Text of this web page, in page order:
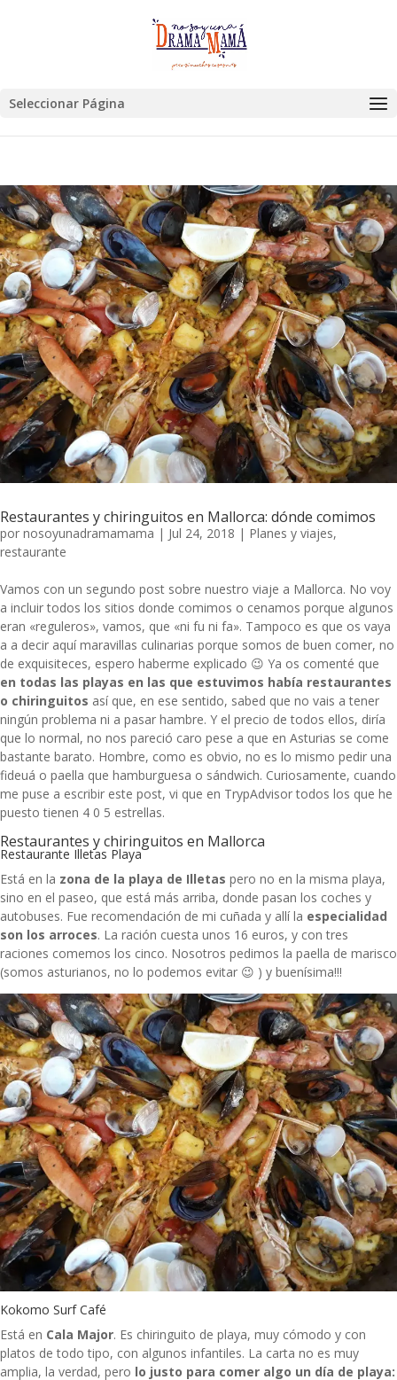
Seleccionar Página
Restaurantes y chiringuitos en Mallorca: dónde comimos
por nosoyunadramamama | Jul 24, 2018 | Planes y viajes,
restaurante
Vamos con un segundo post sobre nuestro viaje a Mallorca. No voy
a incluir todos los sitios donde comimos o cenamos porque algunos
eran «reguleros», vamos, que «ni fu ni fa». Tampoco es que os vaya
a a decir aquí maravillas culinarias porque somos de buen comer, no
de exquisiteces, espero haberme explicado 😉 Ya os comenté que
en todas las playas en las que estuvimos había restaurantes
o chiringuitos así que, en ese sentido, sabed que no vais a tener
ningún problema ni a pasar hambre. Y el precio de todos ellos, diría
que lo normal, no nos pareció caro pese a que en Asturias se come
bastante barato. Hombre, como es obvio, no es lo mismo pedir una
fideuá o paella que hamburguesa o sándwich. Curiosamente, cuando
me puse a escribir este post, vi que en TrypAdvisor todos los que he
puesto tienen 4 0 5 estrellas.
Restaurantes y chiringuitos en Mallorca
Restaurante Illetas Playa
Está en la zona de la playa de Illetas pero no en la misma playa,
sino en el paseo, que está más arriba, donde pasan los coches y
autobuses. Fue recomendación de mi cuñada y allí la especialidad
son los arroces. La ración cuesta unos 16 euros, y con tres
raciones comemos los cinco. Nosotros pedimos la paella de marisco
(somos asturianos, no lo podemos evitar 😉 ) y buenísima!!!
Kokomo Surf Café
Está en Cala Major. Es chiringuito de playa, muy cómodo y con
platos de todo tipo, con algunos infantiles. La carta no es muy
amplia, la verdad, pero lo justo para comer algo un día de playa: